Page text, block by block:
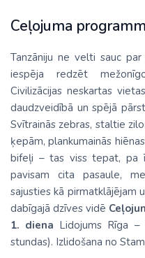
Ceļojuma
Tanzāniju ne velti sauc
iespēja redzēt
Civilizācijas neskartas
daudzveidībā un spējā
Svītrainās zebras, staltie
ķepām, plankumainās
bifeļi – tas viss tepat, pa
pavisam cita pasaule,
sajusties kā pirmatklājējam
dabīgajā dzīves vidē
1. diena Lidojums Rīga
stundas). Izlidošana no